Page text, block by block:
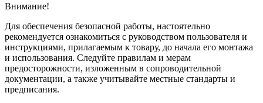
Внимание!
Для обеспечения безопасной работы, настоятельно
рекомендуется ознакомиться с руководством пользователя и
инструкциями, прилагаемым к товару, до начала его монтажа
и использования. Следуйте правилам и мерам
предосторожности, изложенным в сопроводительной
документации, а также учитывайте местные стандарты и
предписания.